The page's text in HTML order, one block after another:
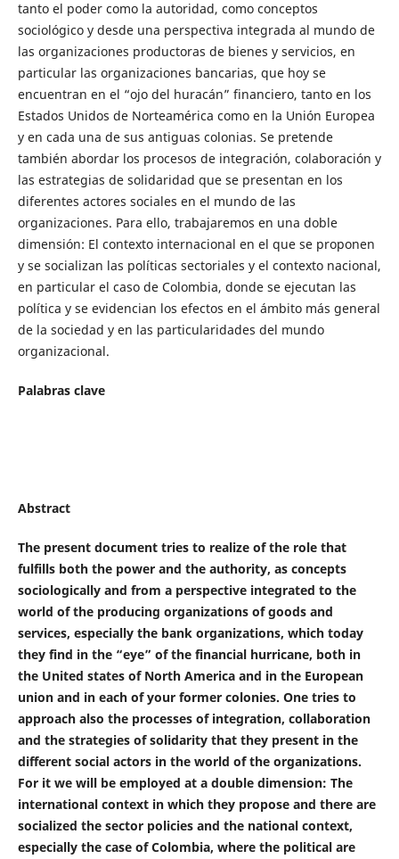
tanto el poder como la autoridad, como conceptos
sociológico y desde una perspectiva integrada al mundo de
las organizaciones productoras de bienes y servicios, en
particular las organizaciones bancarias, que hoy se
encuentran en el “ojo del huracán” financiero, tanto en los
Estados Unidos de Norteamérica como en la Unión Europea
y en cada una de sus antiguas colonias. Se pretende
también abordar los procesos de integración, colaboración y
las estrategias de solidaridad que se presentan en los
diferentes actores sociales en el mundo de las
organizaciones. Para ello, trabajaremos en una doble
dimensión: El contexto internacional en el que se proponen
y se socializan las políticas sectoriales y el contexto nacional,
en particular el caso de Colombia, donde se ejecutan las
política y se evidencian los efectos en el ámbito más general
de la sociedad y en las particularidades del mundo
organizacional.
Palabras clave
Abstract
The present document tries to realize of the role that
fulfills both the power and the authority, as concepts
sociologically and from a perspective integrated to the
world of the producing organizations of goods and
services, especially the bank organizations, which today
they find in the “eye” of the financial hurricane, both in
the United states of North America and in the European
union and in each of your former colonies. One tries to
approach also the processes of integration, collaboration
and the strategies of solidarity that they present in the
different social actors in the world of the organizations.
For it we will be employed at a double dimension: The
international context in which they propose and there are
socialized the sector policies and the national context,
especially the case of Colombia, where the political are